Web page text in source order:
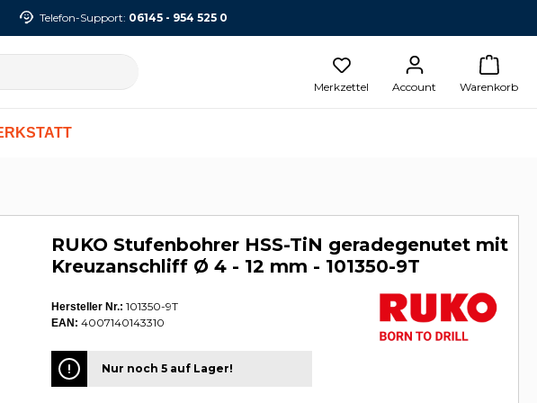
Telefon-Support: 06145 - 954 525 0
Merkzettel Account Warenkorb
RUKO Stufenbohrer HSS-TiN geradegenutet mit
Kreuzanschliff Ø 4 - 12 mm - 101350-9T
Hersteller Nr.: 101350-9T
EAN: 4007140143310
Nur noch 5 auf Lager!